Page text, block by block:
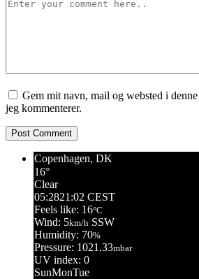
Gem mit navn, mail og websted i
jeg kommenterer.
Copenhagen, DK
16°
Clear
05:2821:02 CEST
Feels like: 16°C
Wind: 5km/h SSW
Humidity: 70%
Pressure: 1021.33mbar
UV index: 0
SunMonTue